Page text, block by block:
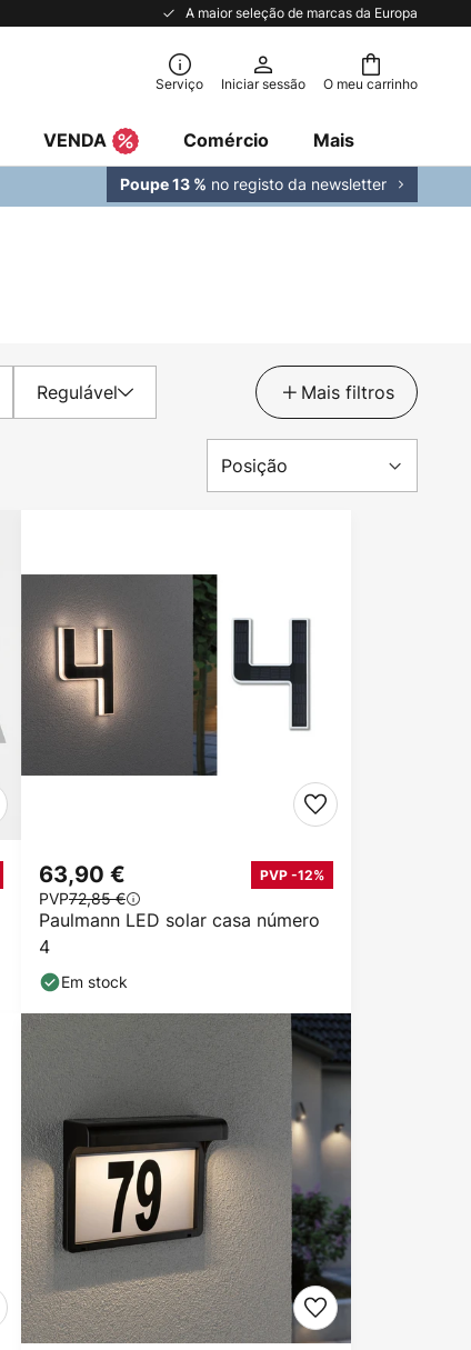
A maior seleção de marcas da Europa
O meu carrinho
Serviço Iniciar sessão
VENDA Comércio Mais
Poupe 13 % no registo da newsletter
Regulável Mais filtros
Paulmann LED solar casa número
4
63,90 € PVP -12%
PVP72,85 €
Em stock